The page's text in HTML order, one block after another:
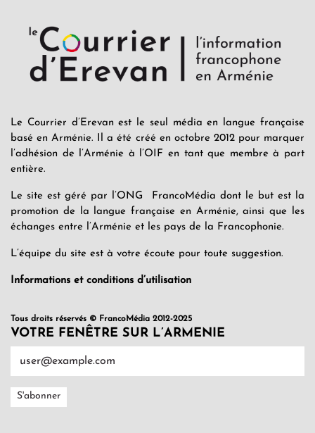
Le Courrier d’Erevan est le seul média en langue française
basé en Arménie. Il a été créé en octobre 2012 pour marquer
l’adhésion de l’Arménie à l’OIF en tant que membre à part
entière.
Le site est géré par l’ONG FrancoMédia dont le but est la
promotion de la langue française en Arménie, ainsi que les
échanges entre l’Arménie et les pays de la Francophonie.
L’équipe du site est à votre écoute pour toute suggestion.
Informations et conditions d’utilisation
Tous droits réservés © FrancoMédia 2012-2025
VOTRE FENÊTRE SUR L’ARMENIE